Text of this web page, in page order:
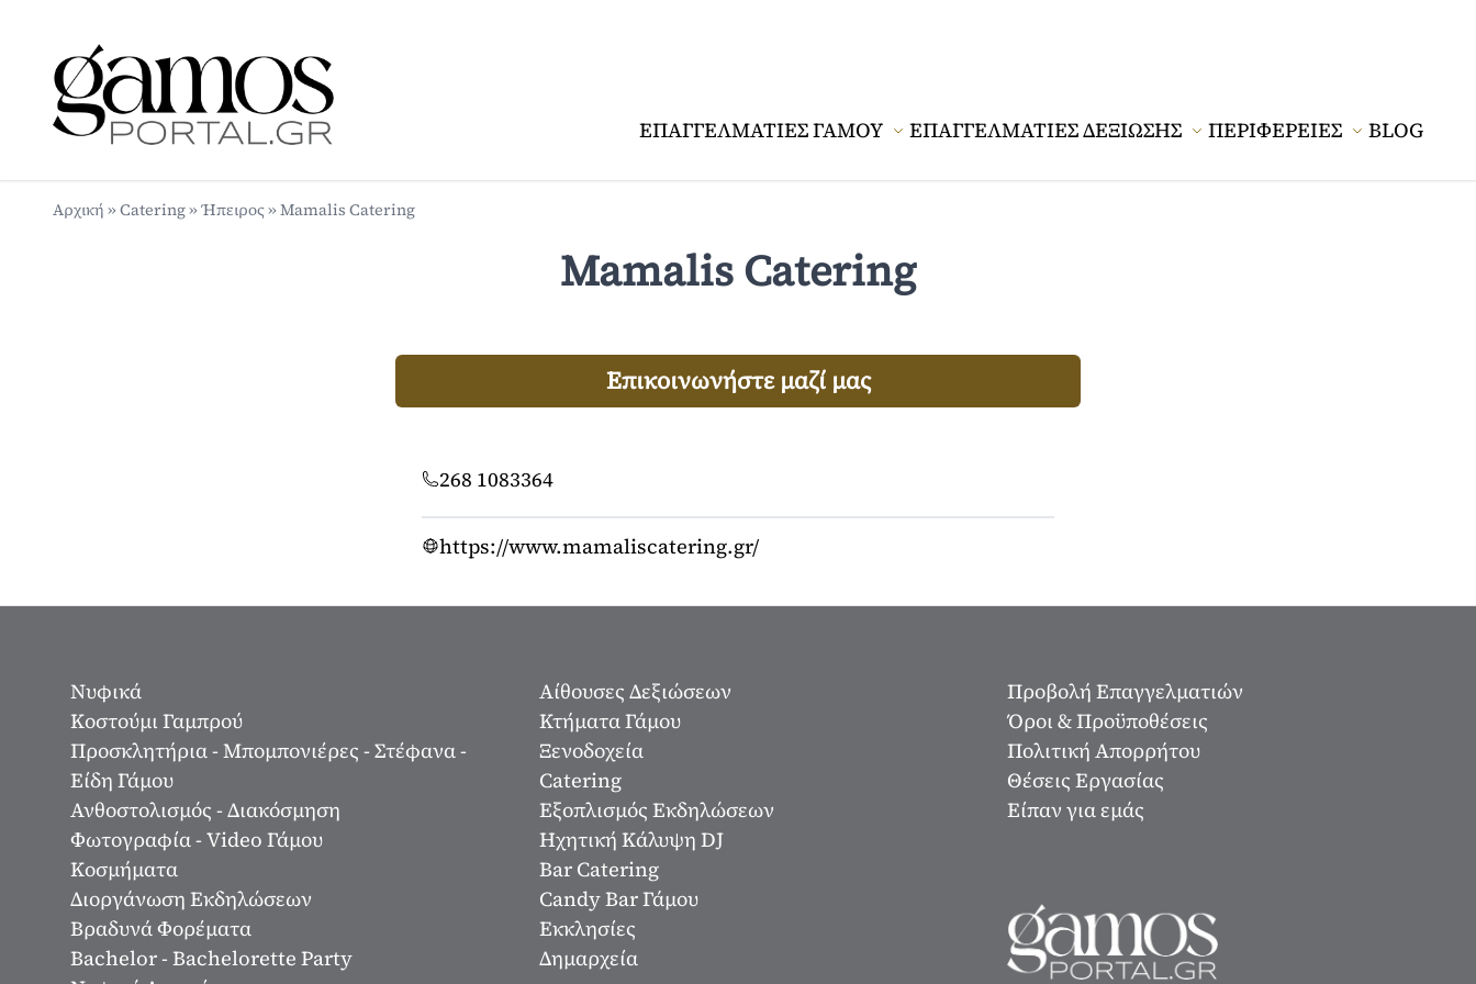
ΕΠΑΓΓΕΛΜΑΤΙΕΣ ΓΑΜΟΥ ΕΠΑΓΓΕΛΜΑΤΙΕΣ ΔΕΞΙΩΣΗΣ ΠΕΡΙΦΕΡΕΙΕΣ BLOG
Αρχική »Catering»Ήπειρος»Mamalis Catering
Mamalis Catering
Επικοινωνήστε μαζί μας
268 1083364
https://www.mamaliscatering.gr/
Νυφικά
Κοστούμι Γαμπρού
Προσκλητήρια - Μπομπονιέρες - Στέφανα -
Είδη Γάμου
Ανθοστολισμός - Διακόσμηση
Φωτογραφία - Video Γάμου
Κοσμήματα
Διοργάνωση Εκδηλώσεων
Βραδυνά Φορέματα
Bachelor - Bachelorette Party
Αίθουσες Δεξιώσεων
Κτήματα Γάμου
Ξενοδοχεία
Catering
Εξοπλισμός Εκδηλώσεων
Ηχητική Κάλυψη DJ
Bar Catering
Candy Bar Γάμου
Εκκλησίες
Δημαρχεία
Προβολή Επαγγελματιών
Όροι & Προϋποθέσεις
Πολιτική Απορρήτου
Θέσεις Εργασίας
Είπαν για εμάς